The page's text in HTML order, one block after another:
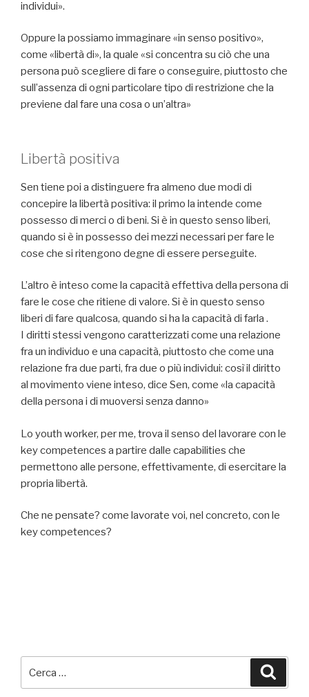
individui».
Oppure la possiamo immaginare «in senso positivo»,
come «libertà di», la quale «si concentra su ciò che una
persona può scegliere di fare o conseguire, piuttosto che
sull’assenza di ogni particolare tipo di restrizione che la
previene dal fare una cosa o un’altra»
Libertà positiva
Sen tiene poi a distinguere fra almeno due modi di
concepire la libertà positiva: il primo la intende come
possesso di merci o di beni. Si è in questo senso liberi,
quando si è in possesso dei mezzi necessari per fare le
cose che si ritengono degne di essere perseguite.
L’altro è inteso come la capacità effettiva della persona di
fare le cose che ritiene di valore. Si è in questo senso
liberi di fare qualcosa, quando si ha la capacità di farla .
I diritti stessi vengono caratterizzati come una relazione
fra un individuo e una capacità, piuttosto che come una
relazione fra due parti, fra due o più individui: così il diritto
al movimento viene inteso, dice Sen, come «la capacità
della persona i di muoversi senza danno»
Lo youth worker, per me, trova il senso del lavorare con le
key competences a partire dalle capabilities che
permettono alle persone, effettivamente, di esercitare la
propria libertà.
Che ne pensate? come lavorate voi, nel concreto, con le
key competences?